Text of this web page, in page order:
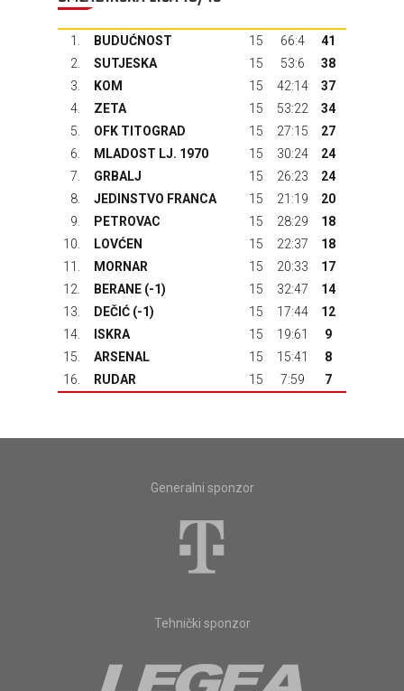
1. BUDUĆNOST 15 66:4
41
2.
SUTJESKA 15 53:6
38
3.
KOM 15 42:14
37
4.
ZETA 15 53:22
34
5.
OFK TITOGRAD 15 27:15
27
6.
MLADOST LJ. 1970 15 30:24
24
7.
GRBALJ 15 26:23
24
8.
JEDINSTVO FRANCA 15 21:19
20
9.
PETROVAC 15 28:29
18
10.
LOVĆEN 15 22:37
18
11.
MORNAR 15 20:33
17
12.
BERANE (-1) 15 32:47
14
13.
DEČIĆ (-1) 15 17:44
12
14.
ISKRA 15 19:61
9
15.
ARSENAL 15 15:41
8
16.
RUDAR 15 7:59 7
Generalni sponzor
Tehnički sponzor